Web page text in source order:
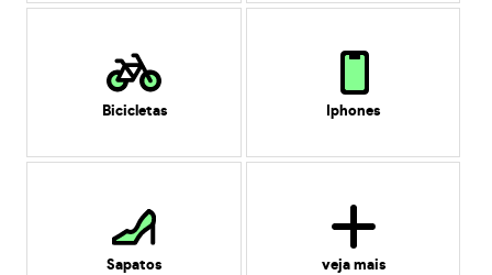
Bicicletas Iphones
Sapatos veja mais